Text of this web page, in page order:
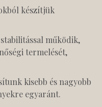
készítjük
működik,
termelését,
kisebb és nagyobb
egyaránt.